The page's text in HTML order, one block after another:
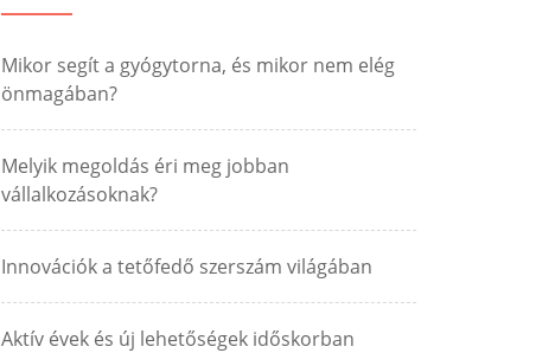
Mikor segít a gyógytorna, és mikor nem elég
önmagában?
Melyik megoldás éri meg jobban
vállalkozásoknak?
Innovációk a tetőfedő szerszám világában
Aktív évek és új lehetőségek időskorban